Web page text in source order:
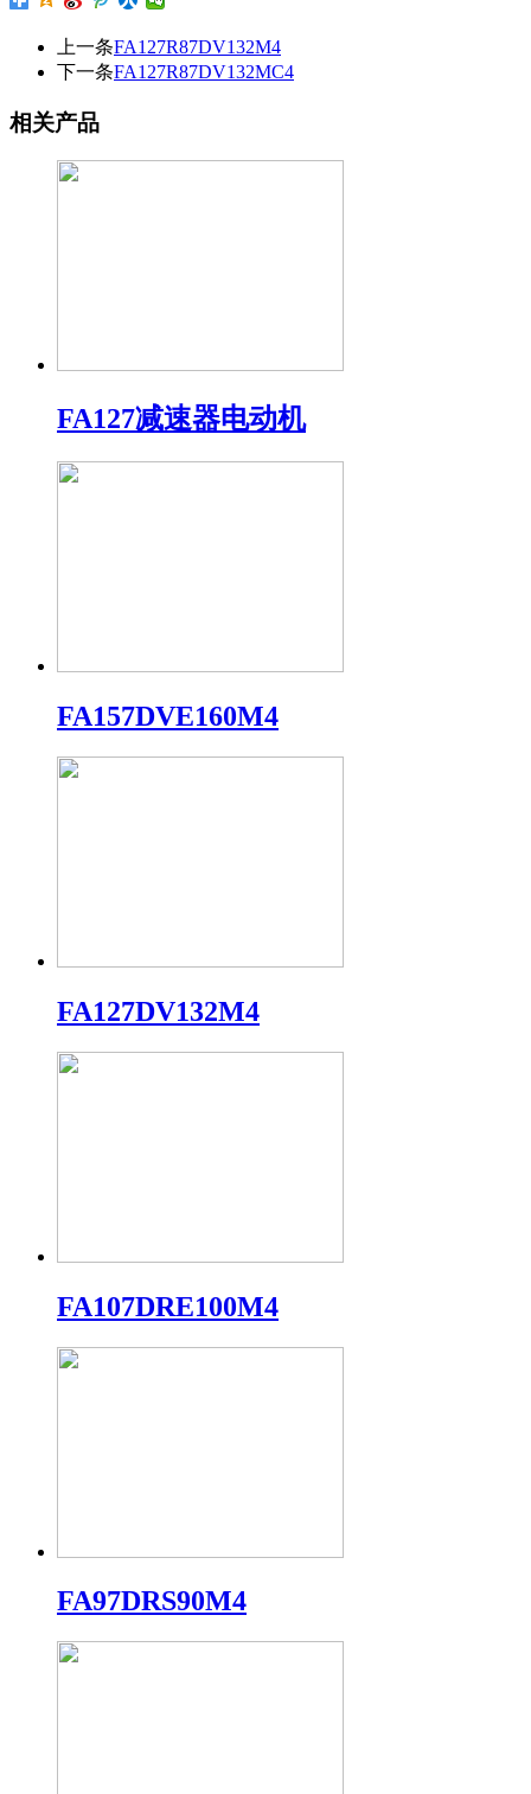
上一条FA127R87DV132M4
下一条FA127R87DV132MC4
相关产品
FA127减速器电动机
FA157DVE160M4
FA127DV132M4
FA107DRE100M4
FA97DRS90M4